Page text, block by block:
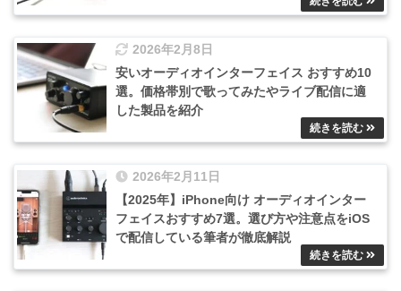
2026年2月8日
安いオーディオインターフェイス おすすめ10
選。価格帯別で歌ってみたやライブ配信に適
した製品を紹介
2026年2月11日
【2025年】iPhone向け オーディオインター
フェイスおすすめ7選。選び方や注意点をiOS
で配信している筆者が徹底解説